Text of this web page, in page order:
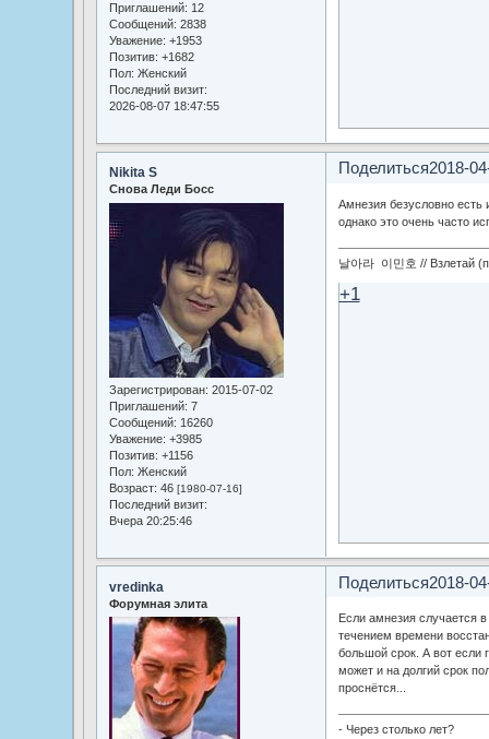
Приглашений: 12
Сообщений: 2838
Уважение: +1953
Позитив: +1682
Пол: Женский
Последний визит:
2026-08-07 18:47:55
Поделиться2018-
Nikita S
Снова Леди Босс
Зарегистрирован: 2015-07-02
Приглашений: 7
Сообщений: 16260
Уважение: +3985
Позитив: +1156
Пол: Женский
Возраст: 46 [1980-07-16]
Последний визит:
Вчера 20:25:46
Амнезия безусловно есть
однако это очень часто
날아라 이민호 // Взлетай
+1
Поделиться2018-
vredinka
Форумная элита
Если амнезия случается
течением времени
большой срок. А вот если
может и на долгий срок
проснётся...
- Через столько лет?